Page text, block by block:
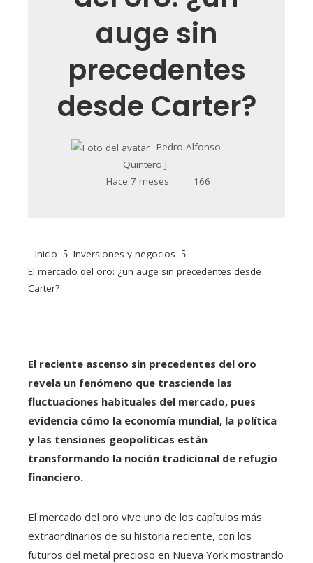
auge sin
precedentes
desde Carter?
Pedro Alfonso
Quintero J.
Hace 7 meses
166
Inicio
Inversiones y negocios
El mercado del oro: ¿un auge sin precedentes desde
Carter?
El reciente ascenso sin precedentes del oro
revela un fenómeno que trasciende las
fluctuaciones habituales del mercado, pues
evidencia cómo la economía mundial, la política
y las tensiones geopolíticas están
transformando la noción tradicional de refugio
financiero.
El mercado del oro vive uno de los capítulos más
extraordinarios de su historia reciente, con los
futuros del metal precioso en Nueva York mostrando